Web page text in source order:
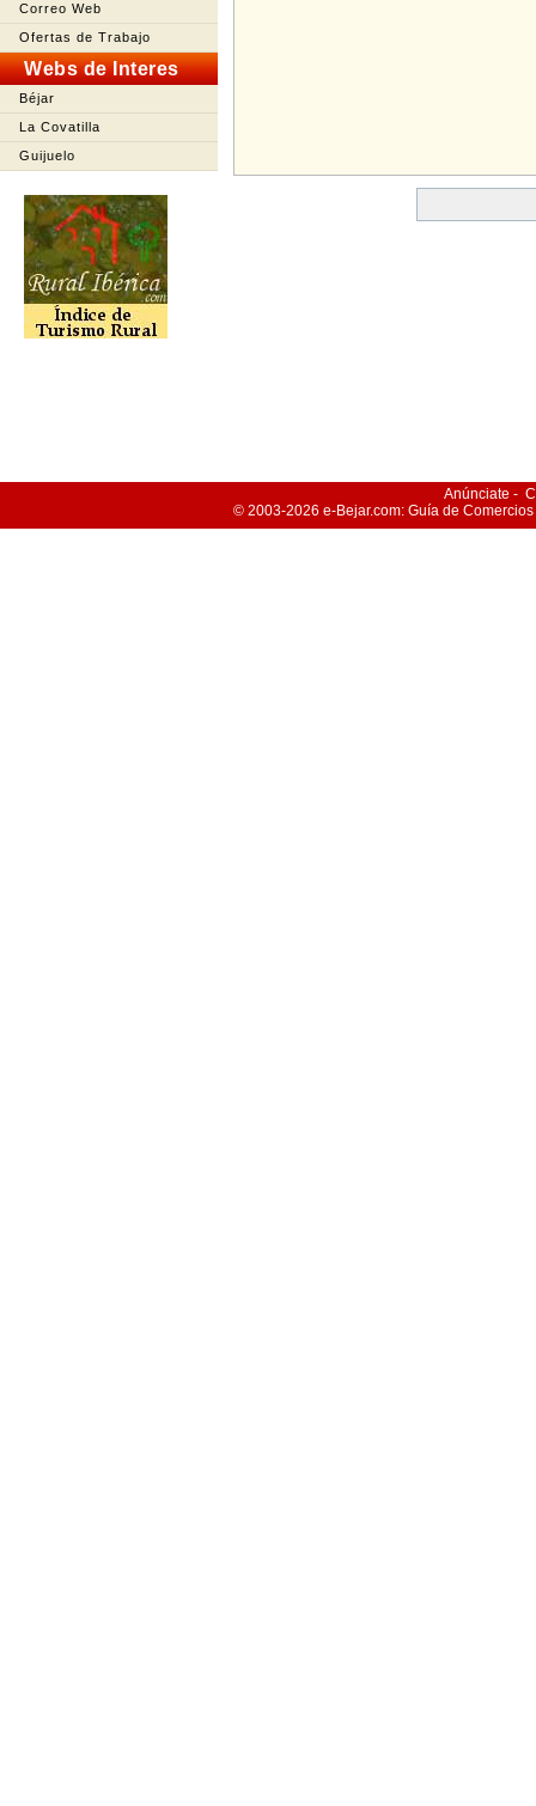
Correo Web
Ofertas de Trabajo
Webs de Interes
Béjar
La Covatilla
Guijuelo
Anúnciate -
© 2003-2026 e-Bejar.com: Guía de